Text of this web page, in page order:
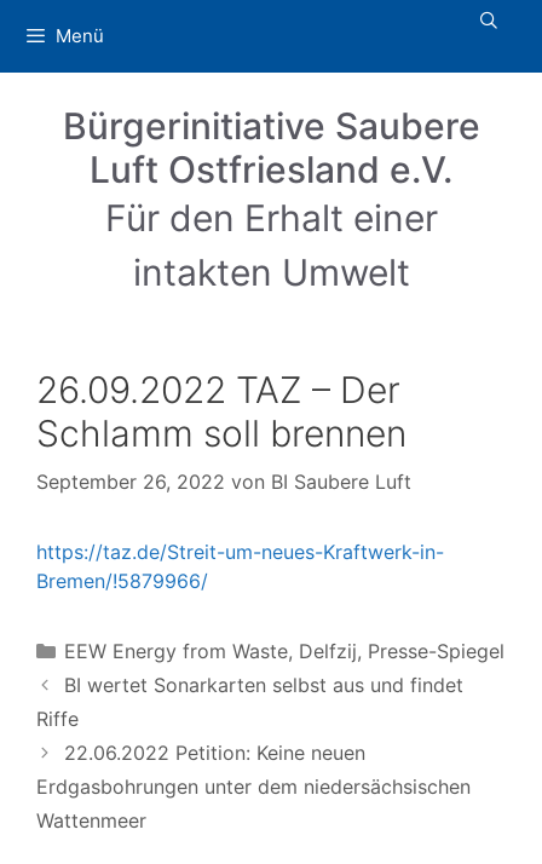
Inhalt
springen
Menü
Bürgerinitiative Saubere
Luft Ostfriesland e.V.
Für den Erhalt einer
intakten Umwelt
26.09.2022 TAZ – Der
Schlamm soll brennen
September 26, 2022 von BI Saubere Luft
https://taz.de/Streit-um-neues-Kraftwerk-in-
Bremen/!5879966/
Kategorien
EEW Energy from Waste, Delfzij, Presse-Spiegel
BI wertet Sonarkarten selbst aus und findet
Riffe
22.06.2022 Petition: Keine neuen
Erdgasbohrungen unter dem niedersächsischen
Wattenmeer